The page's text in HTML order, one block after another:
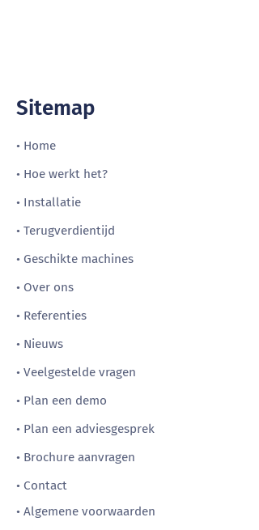
Sitemap
• Home
• Hoe werkt het?
• Installatie
• Terugverdientijd
• Geschikte machines
• Over ons
• Referenties
• Nieuws
• Veelgestelde vragen
• Plan een demo
• Plan een adviesgesprek
• Brochure aanvragen
• Contact
• Algemene voorwaarden